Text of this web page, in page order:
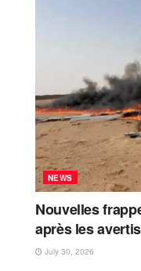
NEWS
Nouvelles
après les
July 30, 2026